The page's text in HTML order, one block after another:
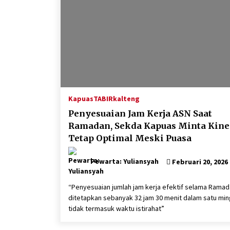
KapuasTABIRkalteng
Penyesuaian Jam Kerja ASN Saat
Ramadan, Sekda Kapuas Minta
Tetap Optimal Meski Puasa
Pewarta: Yuliansyah Februari 20, 2026
“Penyesuaian jumlah jam kerja efektif selama
ditetapkan sebanyak 32 jam 30 menit dalam satu
tidak termasuk waktu istirahat”